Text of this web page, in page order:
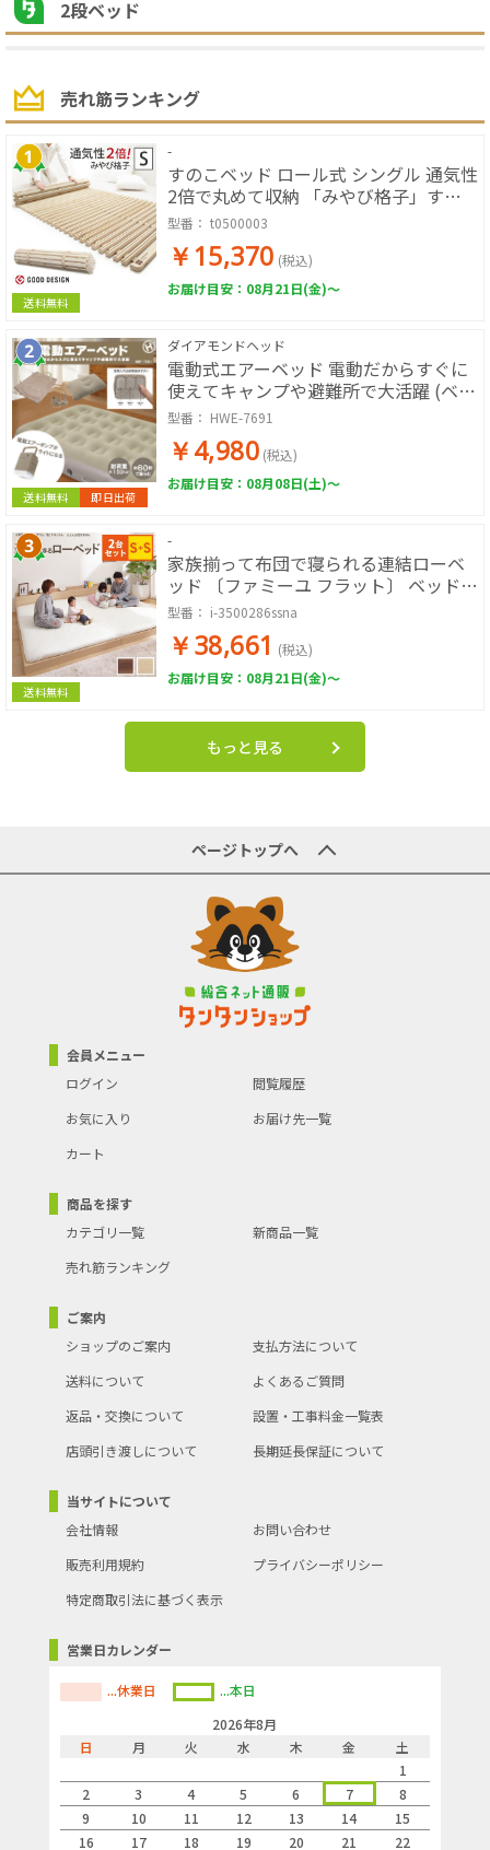
2段ベッド
売れ筋ランキング
送料無料
-
すのこベッド ロール式 シングル 通気性
2倍で丸めて収納 「みやび格子」すの
こベッド シングル ロールタイプ 桐 天
然木 スノコベッド 折りたたみベッド す
のこマット 省スペース 除湿 調湿 防カ
ビ 結露防止
型番： t0500003
￥15,370 (税込)
お届け目安：08月21日(金)～
送料無料 即日出荷
ダイアモンドヘッド
電動式エアーベッド 電動だからすぐに
使えてキャンプや避難所で大活躍 (ベー
ジュ)
型番： HWE-7691
￥4,980 (税込)
お届け目安：08月08日(土)～
送料無料
-
家族揃って布団で寝られる連結ローベ
ッド 〔ファミーユ フラット〕 ベッドフ
レームのみ シングル+シングル 同色2台
セット (シングル+シングル-ナチュラ
ル)
型番： i-3500286ssna
￥38,661 (税込)
お届け目安：08月21日(金)～
もっと見る
ページトップへ
会員メニュー
ログイン
閲覧履歴
お気に入り
お届け先一覧
カート
商品を探す
カテゴリ一覧
新商品一覧
売れ筋ランキング
ご案内
ショップのご案内
支払方法について
送料について
よくあるご質問
返品・交換について
設置・工事料金一覧表
店頭引き渡しについて
長期延長保証について
当サイトについて
会社情報
お問い合わせ
販売利用規約
プライバシーポリシー
特定商取引法に基づく表示
営業日カレンダー
...休業日
...本日
2026年8月
日
月 火 水 木 金
土
1
2
3 4 5 6 7
8
9
10 11 12 13 14
15
16
17 18 19 20 21 22